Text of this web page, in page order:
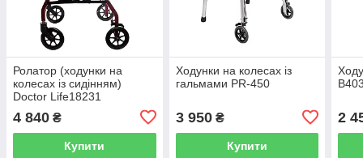
Ролатор (ходунки на
колесах із сидінням)
Doctor Life18231
4 840 ₴
Купити
Ходунки на колесах із
гальмами PR-450
3 950₴
Купити
2